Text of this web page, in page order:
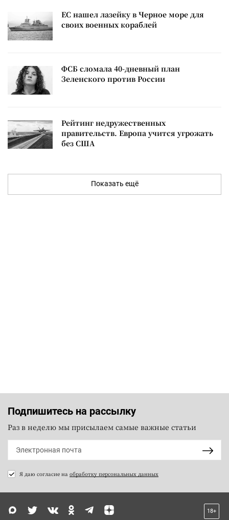
ЕС нашел лазейку в Черное море для
своих военных кораблей
ФСБ сломала 40-дневный план
Зеленского против России
Рейтинг недружественных
правительств. Европа учится угрожать
без США
Показать ещё
Подпишитесь на рассылку
Раз в неделю мы присылаем самые важные статьи
Я даю согласие на обработку персональных данных
18+